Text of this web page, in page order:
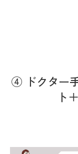
④ ドクター
ト